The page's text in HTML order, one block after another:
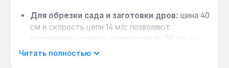
Для обрезки сада и заготовки дров: шина 40
см и скорость цепи 14 м/с позволяют
распиливать стволы диаметром до 35 см —
подходит для дачных участков и частных
Читать полностью